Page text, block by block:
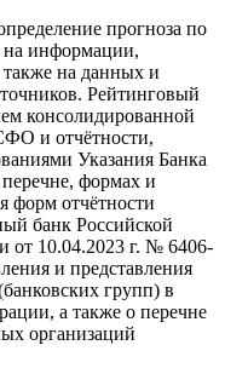
прогноза по
на информации,
на данных и
Рейтинговый
консолидированной
и отчётности,
Указания Банка
формах и
форм отчётности
банк Российской
от 10.04.2023 г. № 6406-
и представления
групп) в
а также о перечне
организаций